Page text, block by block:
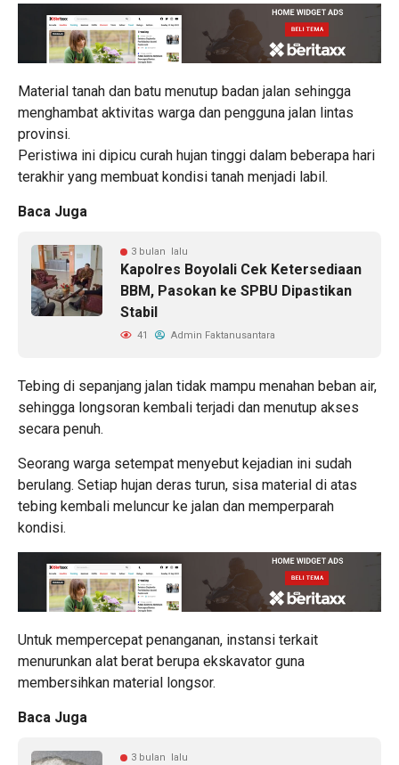
Material tanah dan batu menutup badan jalan sehingga
menghambat aktivitas warga dan pengguna jalan lintas
provinsi.
Peristiwa ini dipicu curah hujan tinggi dalam beberapa hari
terakhir yang membuat kondisi tanah menjadi labil.
Baca Juga
3 bulan lalu
Kapolres Boyolali Cek Ketersediaan
BBM, Pasokan ke SPBU Dipastikan
Stabil
41 Admin Faktanusantara
Tebing di sepanjang jalan tidak mampu menahan beban air,
sehingga longsoran kembali terjadi dan menutup akses
secara penuh.
Seorang warga setempat menyebut kejadian ini sudah
berulang. Setiap hujan deras turun, sisa material di atas
tebing kembali meluncur ke jalan dan memperparah
kondisi.
Untuk mempercepat penanganan, instansi terkait
menurunkan alat berat berupa ekskavator guna
membersihkan material longsor.
Baca Juga
3 bulan lalu